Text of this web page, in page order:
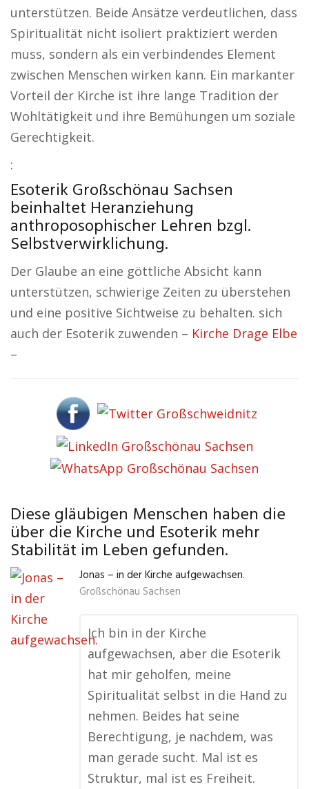
unterstützen. Beide Ansätze verdeutlichen, dass
Spiritualität nicht isoliert praktiziert werden
muss, sondern als ein verbindendes Element
zwischen Menschen wirken kann. Ein markanter
Vorteil der Kirche ist ihre lange Tradition der
Wohltätigkeit und ihre Bemühungen um soziale
Gerechtigkeit.
:
Esoterik Großschönau Sachsen
beinhaltet Heranziehung
anthroposophischer Lehren bzgl.
Selbstverwirklichung.
Der Glaube an eine göttliche Absicht kann
unterstützen, schwierige Zeiten zu überstehen
und eine positive Sichtweise zu behalten. sich
auch der Esoterik zuwenden – Kirche Drage Elbe
–
Diese gläubigen Menschen haben die
über die Kirche und Esoterik mehr
Stabilität im Leben gefunden.
Jonas – in der Kirche aufgewachsen.
Großschönau Sachsen
Ich bin in der Kirche
aufgewachsen, aber die Esoterik
hat mir geholfen, meine
Spiritualität selbst in die Hand zu
nehmen. Beides hat seine
Berechtigung, je nachdem, was
man gerade sucht. Mal ist es
Struktur, mal ist es Freiheit.